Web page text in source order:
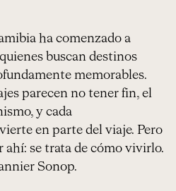
ha comenzado a
buscan destinos
memorables.
parecen no tener fin, el
y cada
en parte del viaje. Pero
ahí: se trata de cómo vivirlo.
Sonop.